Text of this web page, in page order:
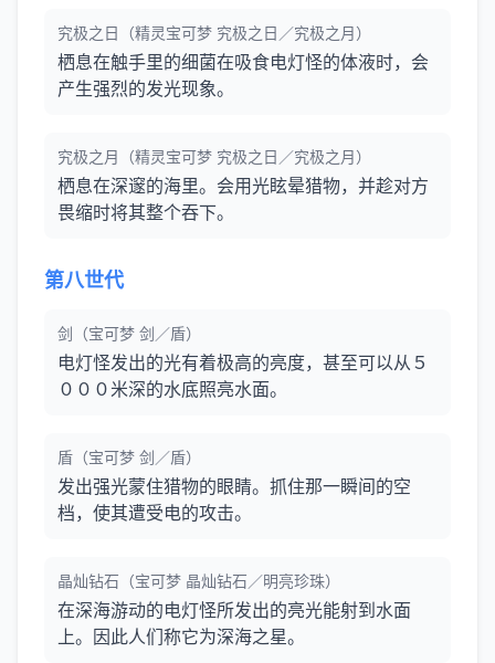
究极之日（精灵宝可梦 究极之日／究极之月）
栖息在触手里的细菌在吸食电灯怪的体液时，会
产生强烈的发光现象。
究极之月（精灵宝可梦 究极之日／究极之月）
栖息在深邃的海里。会用光眩晕猎物，并趁对方
畏缩时将其整个吞下。
第八世代
剑（宝可梦 剑／盾）
电灯怪发出的光有着极高的亮度，甚至可以从５
０００米深的水底照亮水面。
盾（宝可梦 剑／盾）
发出强光蒙住猎物的眼睛。抓住那一瞬间的空
档，使其遭受电的攻击。
晶灿钻石（宝可梦 晶灿钻石／明亮珍珠）
在深海游动的电灯怪所发出的亮光能射到水面
上。因此人们称它为深海之星。